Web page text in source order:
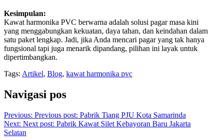
Kesimpulan:
Kawat harmonika PVC berwarna adalah solusi pagar masa kini
yang menggabungkan kekuatan, daya tahan, dan keindahan dalam
satu paket lengkap. Jadi, jika Anda mencari pagar yang tak hanya
fungsional tapi juga menarik dipandang, pilihan ini layak untuk
dipertimbangkan.
Tags: Artikel, Blog, kawat harmonika pvc
Navigasi pos
Previous: Previous post: Pabrik Tiang PJU Kota Samarinda
Next: Next post: Pabrik Kawat Silet Kebayoran Baru Jakarta
Selatan